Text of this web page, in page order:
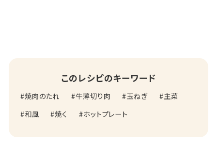
このレシピのキーワード
焼肉のたれ 牛薄切り肉 玉ねぎ
主菜
和風
焼く ホットプレート